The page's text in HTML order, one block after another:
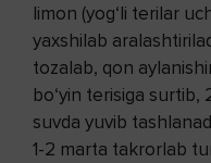
limon (yog‘li terilar
yaxshilab
tozalab, qon
bo‘yin terisiga surtib,
suvda yuvib
1-2 marta takrorlab